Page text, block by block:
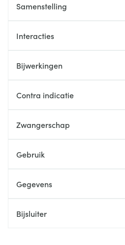
Samenstelling
Interacties
Bijwerkingen
Contra indicatie
Zwangerschap
Gebruik
Gegevens
Bijsluiter